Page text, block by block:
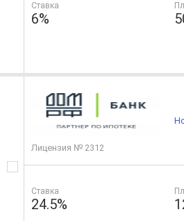
Ставка
6%
Лицензия № 2312
Ставка
24.5%